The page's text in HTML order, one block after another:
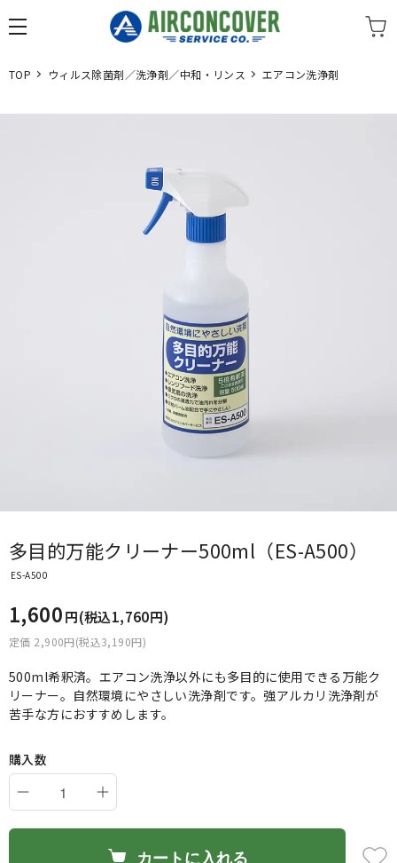
TOP ウィルス除菌剤／洗浄剤／中和・リンス エアコン洗浄剤
多目的万能クリーナー500ml（ES-A500）
ES-A500
1,600円(税込1,760円)
定価 2,900円(税込3,190円)
500ml希釈済。エアコン洗浄以外にも多目的に使用できる万能ク
リーナー。自然環境にやさしい洗浄剤です。強アルカリ洗浄剤が
苦手な方におすすめします。
購入数
カートに入れる